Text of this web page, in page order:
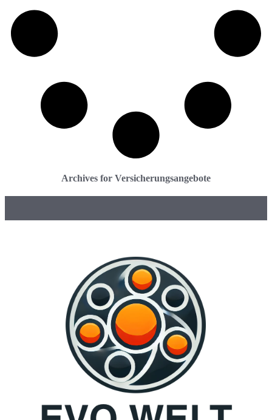
Archives for Versicherungsangebote